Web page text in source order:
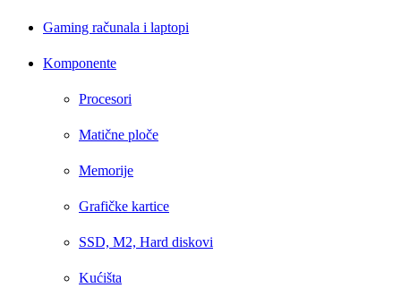
Gaming računala i laptopi
Komponente
Procesori
Matične ploče
Memorije
Grafičke kartice
SSD, M2, Hard diskovi
Kućišta